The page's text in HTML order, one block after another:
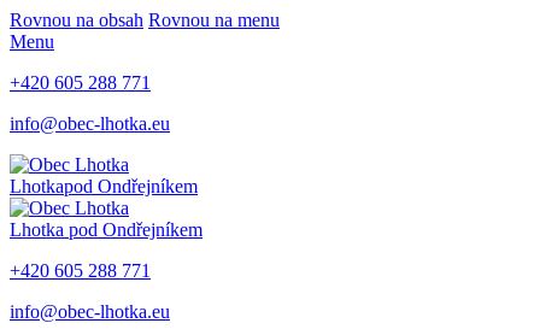
Rovnou na obsah Rovnou na menu
Menu
+420 605 288 771
info@obec-lhotka.eu
Lhotkapod Ondřejníkem
Lhotka pod Ondřejníkem
+420 605 288 771
info@obec-lhotka.eu